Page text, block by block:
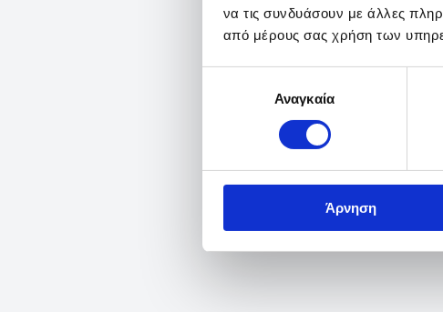
να τις συνδυάσουν με άλλες
από μέρους σας χρήση των
συγκατάθεσηςΑναγκαία
Άρνηση